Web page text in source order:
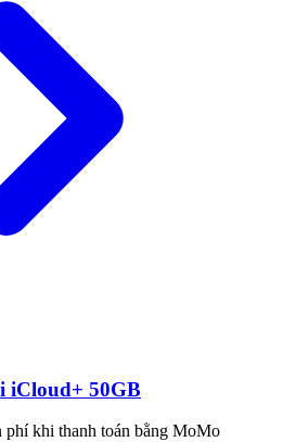
iCloud+ 50GB
khi thanh toán bằng MoMo